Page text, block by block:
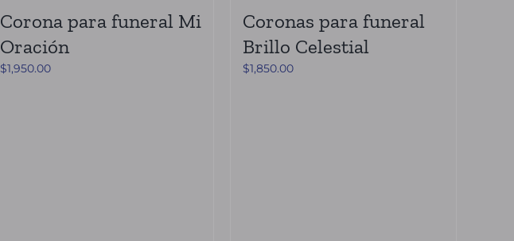
Corona para funeral Mi
Oración
$1,950.00
Coronas para funeral
Brillo Celestial
$1,850.00